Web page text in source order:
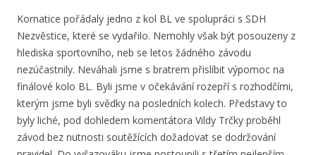
Kornatice pořádaly jedno z kol BL ve spolupráci s SDH
Nezvěstice, které se vydařilo. Nemohly však být posouzeny z
hlediska sportovního, neb se letos žádného závodu
nezúčastnily. Neváhali jsme s bratrem přislíbit výpomoc na
finálové kolo BL. Byli jsme v očekávání rozepří s rozhodčími,
kterým jsme byli svědky na posledních kolech. Představy to
byly liché, pod dohledem komentátora Vildy Trčky proběhl
závod bez nutnosti soutěžících dožadovat se dodržování